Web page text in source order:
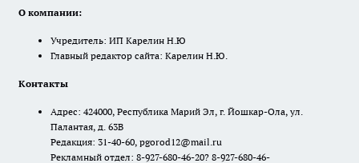
О компании:
Учредитель: ИП Карелин Н.Ю
Главный редактор сайта: Карелин Н.Ю.
Контакты
Адрес: 424000, Республика Марий Эл, г. Йошкар-Ола, ул.
Палантая, д. 63В
Редакция: 31-40-60, pgorod12@mail.ru
Рекламный отдел: 8-927-680-46-20? 8-927-680-46-